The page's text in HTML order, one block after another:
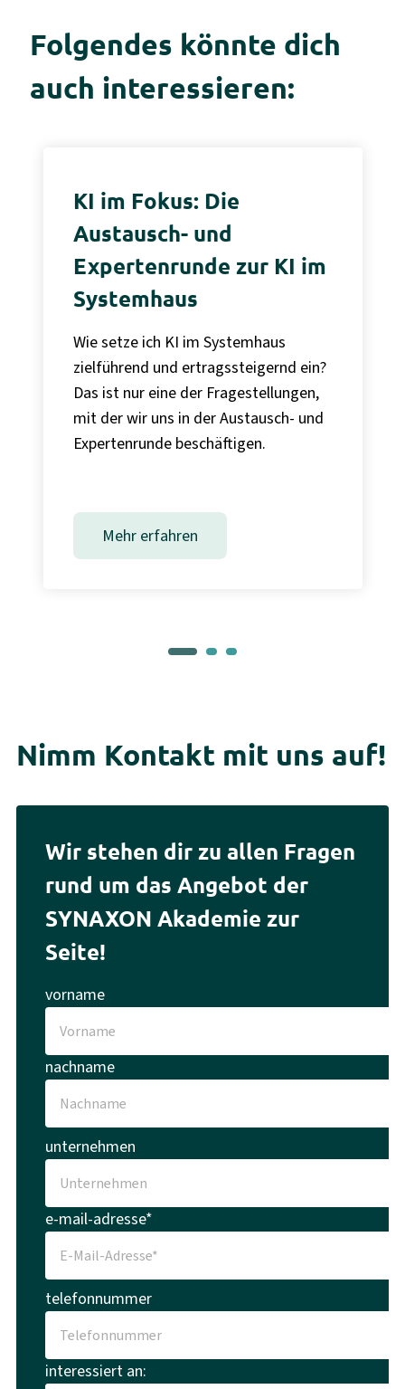
Folgendes könnte dich
auch interessieren:
KI im Fokus: Die
Austausch- und
Expertenrunde zur KI im
Systemhaus
Wie setze ich KI im Systemhaus
zielführend und ertragssteigernd ein?
Das ist nur eine der Fragestellungen,
mit der wir uns in der Austausch- und
Expertenrunde beschäftigen.
Mehr erfahren
Nimm Kontakt mit uns auf!
Wir stehen dir zu allen Fragen
rund um das Angebot der
SYNAXON Akademie zur
Seite!
vorname
nachname
unternehmen
e-mail-adresse*
telefonnummer
interessiert an: